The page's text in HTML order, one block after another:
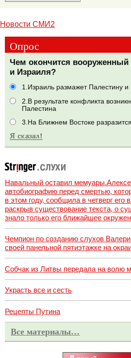
Новости СМИ2
Опрос
Чем окончится
и Израиля?
1.Израиль размажет Палестину и
2.В результате конфликта
Палестина
3.На Ближнем Востоке
Навальный оставил
автобиографию перед смертью,
в этом году, сообщила в четверг
раскрыв существование текста, о
знало только его ближайшее окружен
Чемпион по созданию слухов
своей панельной пятиэтажке на
Собчак из Литвы передала на волю
Украсть все и сесть
Рецепты Путина
Все материалы…